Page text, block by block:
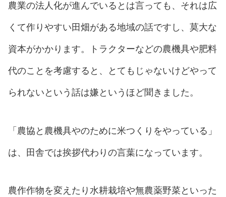
農業の法人化が進んでいるとは言っても、それは広
くて作りやすい田畑がある地域の話ですし、莫大な
資本がかかります。トラクターなどの農機具や肥料
代のことを考慮すると、とてもじゃないけどやって
られないという話は嫌というほど聞きました。
「農協と農機具やのために米つくりをやっている」
は、田舎では挨拶代わりの言葉になっています。
農作作物を変えたり水耕栽培や無農薬野菜といった